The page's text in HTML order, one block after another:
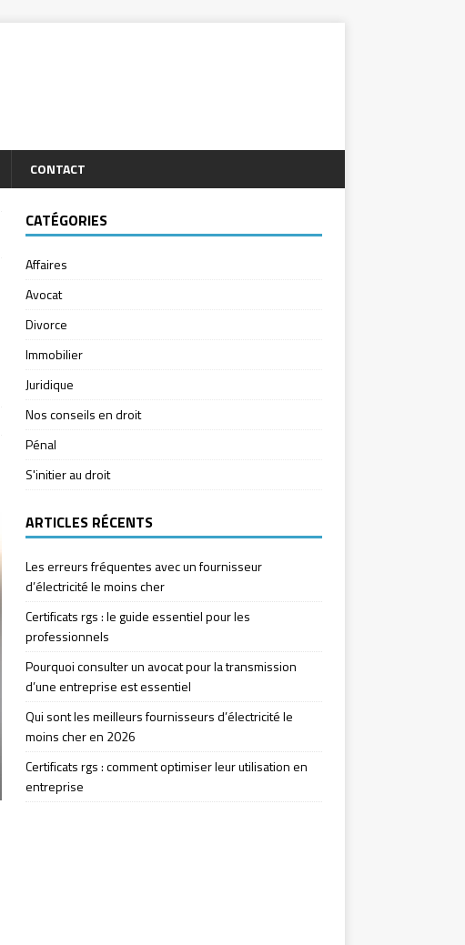
CONTACT
CATÉGORIES
Affaires
Avocat
Divorce
Immobilier
Juridique
Nos conseils en droit
Pénal
S'initier au droit
ARTICLES RÉCENTS
Les erreurs fréquentes avec un fournisseur
d’électricité le moins cher
Certificats rgs : le guide essentiel pour les
professionnels
Pourquoi consulter un avocat pour la transmission
d’une entreprise est essentiel
Qui sont les meilleurs fournisseurs d’électricité le
moins cher en 2026
Certificats rgs : comment optimiser leur utilisation en
entreprise